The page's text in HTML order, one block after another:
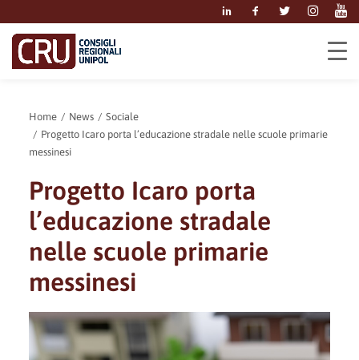
Home News
Sociale
Progetto Icaro porta l’educazione stradale nelle scuole primarie
messinesi
Progetto Icaro porta
l’educazione stradale
nelle scuole primarie
messinesi